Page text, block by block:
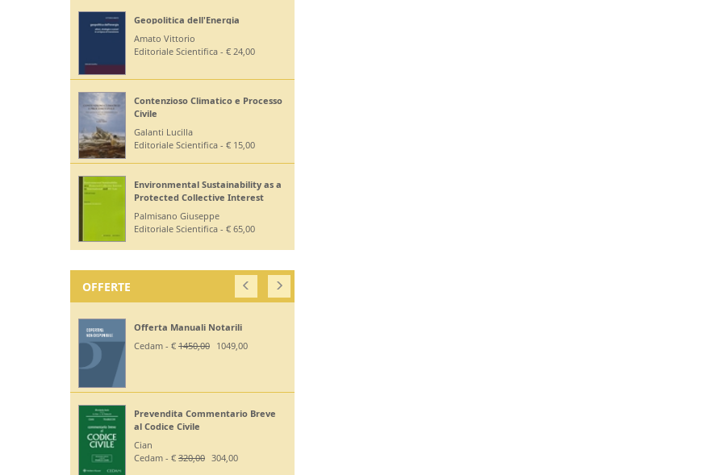
Geopolitica dell'Energia
Amato Vittorio
Editoriale Scientifica - € 24,00
Contenzioso Climatico e Processo
Civile
Galanti Lucilla
Editoriale Scientifica - € 15,00
Environmental Sustainability as a
Protected Collective Interest
Palmisano Giuseppe
Editoriale Scientifica - € 65,00
OFFERTE
Offerta Manuali Notarili
Cedam - € 1450,00 1049,00
Prevendita Commentario Breve
al Codice Civile
Cian
Cedam - € 320,00 304,00